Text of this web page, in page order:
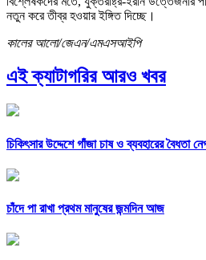
নতুন করে তীব্র হওয়ার ইঙ্গিত দিচ্ছে।
কালের আলো/জেএন/এমএসআইপি
এই ক্যাটাগরির আরও খবর
চিকিৎসার উদ্দেশে গাঁজা চাষ ও ব্যবহারের বৈধতা
চাঁদে পা রাখা প্রথম মানুষের জন্মদিন আজ